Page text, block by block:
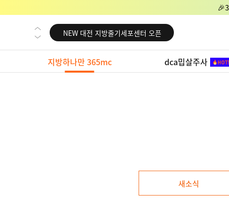
NEW 교대 지방줄기세포센터 오픈
NEW 대전 지방줄기세포센터 오픈
NEW 노원 지방줄기세포센터 오픈
NEW 미국 LA점 오픈
NEW 미국 LA점 오픈
지방하나만 365mc dca밉살주사
새소식